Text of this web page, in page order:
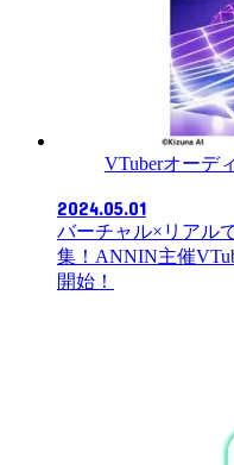
VTuberオーデ
2024.05.01
バーチャル×リアル
集！ANNIN主催
開始！